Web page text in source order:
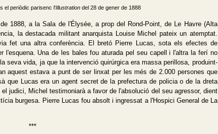
el periòdic parisenc l'Illustration del 28 de gener de 1888
1888, a la Sala de l'Élysée, a prop del Rond-Point, de Le Havre (Alta
la destacada militant anarquista Louise Michel pateix un atemptat.
fet una altra conferència. El bretó Pierre Lucas, sota els efectes de
Una de les bales fou aturada pel seu capell i l'altra la ferí no
seva vida, ja que la intervenció quirúrgica era massa perillosa, produint-
aquest estava a punt de ser linxat per les més de 2.000 persones que
que Lucas era un agent secret de la prefectura de policia o de la dreta
judici, Michel testimoniarà a favor de l'absolució del seu agressor, dient
burgesa. Pierre Lucas fou absolt i ingressat a l'Hospici General de La
***